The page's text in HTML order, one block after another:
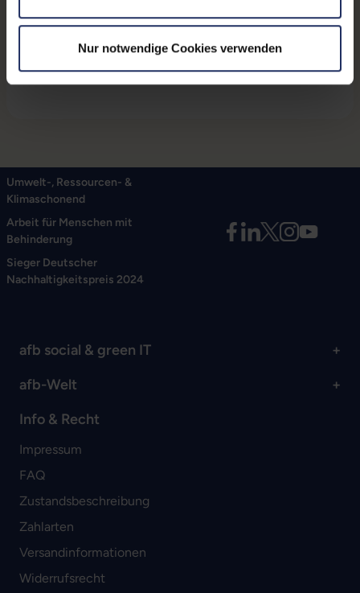
Nur notwendige Cookies verwenden
an Displays wie HDTV, LCD-Monitor oder Projektor.
Auch die dreifach abschirmende Konstruktion
Umwelt-, Ressourcen- &
Klimaschonend
Arbeit für Menschen mit
Behinderung
Sieger Deutscher
Nachhaltigkeitspreis 2024
afb social & green IT
afb-Welt
Info & Recht
Impressum
FAQ
Zustandsbeschreibung
Zahlarten
Versandinformationen
Widerrufsrecht